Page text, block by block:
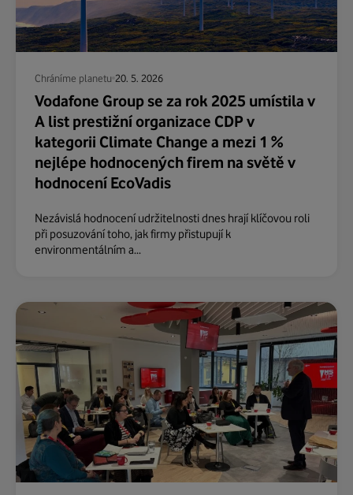
Chráníme planetu 20. 5. 2026
Vodafone Group se za rok 2025 umístila v
A list prestižní organizace CDP v
kategorii Climate Change a mezi 1 %
nejlépe hodnocených firem na světě v
hodnocení EcoVadis
Nezávislá hodnocení udržitelnosti dnes hrají klíčovou roli
při posuzování toho, jak firmy přistupují k
environmentálním a...